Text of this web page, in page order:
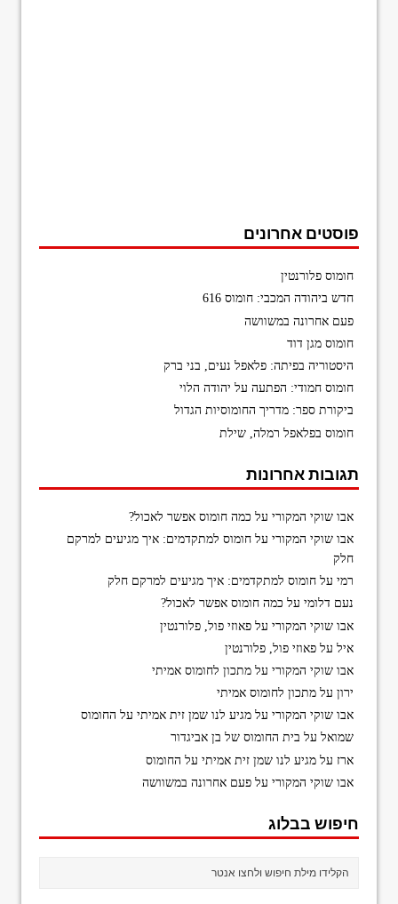
פוסטים אחרונים
חומוס פלורנטין
חדש ביהודה המכבי: חומוס 616
פעם אחרונה במשוושה
חומוס מגן דוד
היסטוריה בפיתה: פלאפל נעים, בני ברק
חומוס חמודי: הפתעה על יהודה הלוי
ביקורת ספר: מדריך החומוסיות הגדול
חומוס בפלאפל רמלה, שילת
תגובות אחרונות
אבו שוקי המקורי על כמה חומוס אפשר לאכול?
אבו שוקי המקורי עלחומוס למתקדמים: איך מגיעים למרקם
חלק
רמי עלחומוס למתקדמים: איך מגיעים למרקם חלק
נעם דלומי על כמה חומוס אפשר לאכול?
אבו שוקי המקורי עלפאוזי פול, פלורנטין
איל עלפאוזי פול, פלורנטין
אבו שוקי המקורי עלמתכון לחומוס אמיתי
ירון עלמתכון לחומוס אמיתי
אבו שוקי המקורי עלמגיע לנו שמן זית אמיתי על החומוס
שמואל על בית החומוס של בן אביגדור
ארז עלמגיע לנו שמן זית אמיתי על החומוס
אבו שוקי המקורי עלפעם אחרונה במשוושה
חיפוש בבלוג